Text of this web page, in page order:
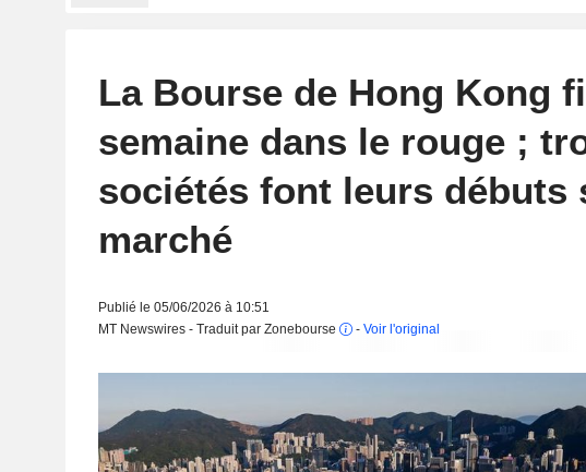
La Bourse de Hong Kong
semaine dans le rouge ;
sociétés font leurs débuts
marché
Publié le 05/06/2026 à 10:51
MT Newswires - Traduit par Zonebourse
- Voir l'original